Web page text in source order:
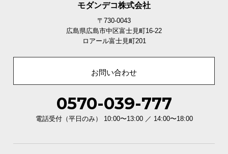
モダンデコ株式会社
〒730-0043
広島県広島市中区富士見町16-22
ロアール富士見町201
お問い合わせ
0570-039-777
電話受付（平日のみ） 10:00〜13:00 ／ 14:00〜18:00